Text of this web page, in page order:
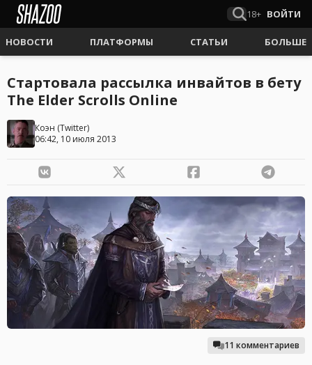
18+ ВОЙТИ
НОВОСТИ ПЛАТФОРМЫ СТАТЬИ БОЛЬШЕ
Стартовала рассылка инвайтов в бету
The Elder Scrolls Online
Коэн (Twitter)
06:42, 10 июля 2013
11 комментариев